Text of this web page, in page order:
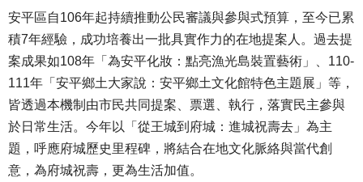
安平區自106年起持續推動公民審議與參與式預算，至今已累
積7年經驗，成功培養出一批具實作力的在地提案人。過去提
案成果如108年「為安平化妝：點亮漁光島裝置藝術」、110-
111年「安平鄉土大家說：安平鄉土文化館特色主題展」等，
皆透過本機制由市民共同提案、票選、執行，落實民主參與
於日常生活。今年以「從王城到府城：進城祝壽去」為主
題，呼應府城歷史里程碑，將結合在地文化脈絡與當代創
意，為府城祝壽，更為生活加值。